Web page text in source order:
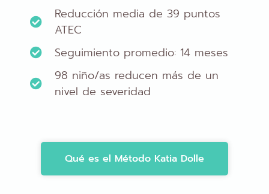
Reducción media de 39 puntos
ATEC
Seguimiento promedio: 14 meses
98 niño/as reducen más de un
nivel de severidad
Qué es el Método Katia Dolle